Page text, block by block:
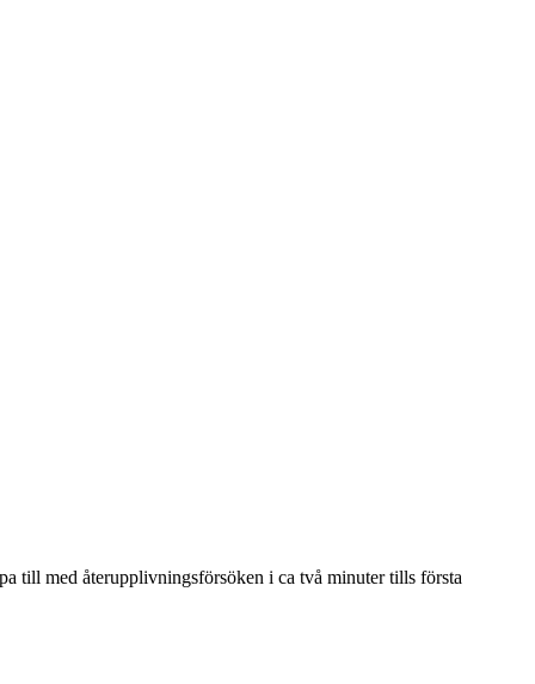
till med återupplivningsförsöken i ca två minuter tills första